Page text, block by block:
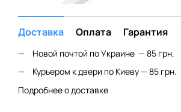
Доставка Оплата Гарантия
Новой почтой по Украине — 85 грн.
Курьером к двери по Киеву — 85 грн.
Подробнее о доставке